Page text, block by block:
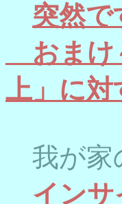
突然で
おまけ
上」に対
我が家
イン